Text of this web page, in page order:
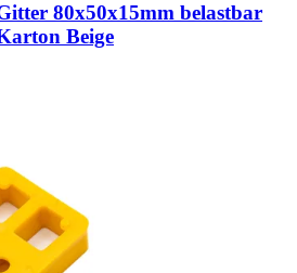
80x50x15mm belastbar
Beige